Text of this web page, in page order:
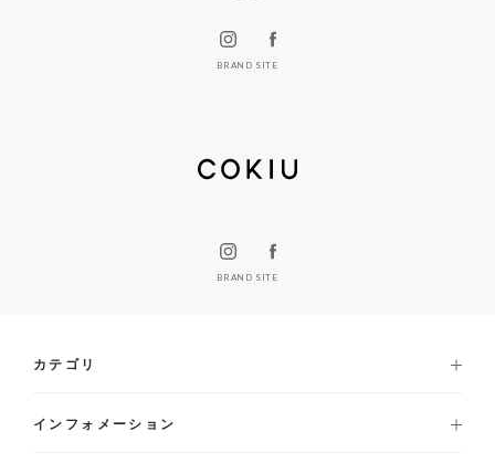
BRAND SITE
BRAND SITE
カテゴリ
インフォメーション